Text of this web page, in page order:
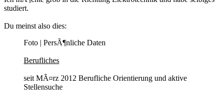
studiert.
Du meinst also dies:
Foto | PersÃ¶nliche Daten
Berufliches
seit MÃ¤rz 2012 Berufliche Orientierung und aktive
Stellensuche